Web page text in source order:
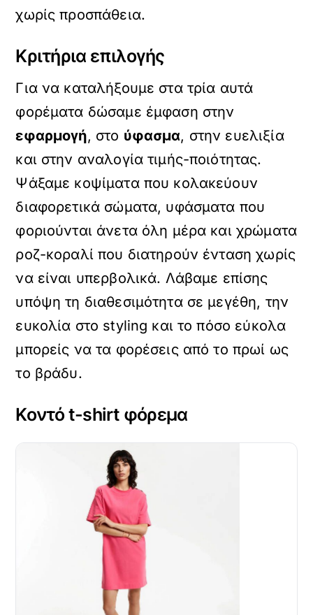
χωρίς προσπάθεια.
Κριτήρια επιλογής
Για να καταλήξουμε στα τρία αυτά
φορέματα δώσαμε έμφαση στην
εφαρμογή, στο ύφασμα, στην ευελιξία
και στην αναλογία τιμής-ποιότητας.
Ψάξαμε κοψίματα που κολακεύουν
διαφορετικά σώματα, υφάσματα που
φοριούνται άνετα όλη μέρα και χρώματα
ροζ-κοραλί που διατηρούν ένταση χωρίς
να είναι υπερβολικά. Λάβαμε επίσης
υπόψη τη διαθεσιμότητα σε μεγέθη, την
ευκολία στο styling και το πόσο εύκολα
μπορείς να τα φορέσεις από το πρωί ως
το βράδυ.
Κοντό t-shirt φόρεμα